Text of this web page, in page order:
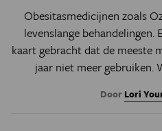
Obesitasmedicijnen zoals
levenslange
kaart gebracht dat de meeste
jaar niet meer gebruiken.
Door Lori